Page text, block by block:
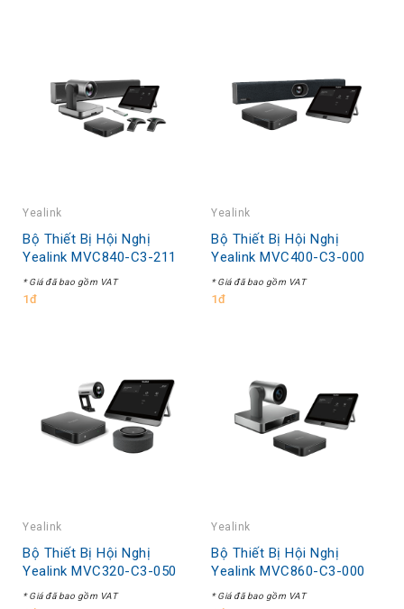
Yealink
Bộ Thiết Bị Hội Nghị
Yealink MVC840-C3-211
* Giá đã bao gồm VAT
1đ
Yealink
Bộ Thiết Bị Hội Nghị
Yealink MVC400-C3-000
* Giá đã bao gồm VAT
1đ
Yealink
Bộ Thiết Bị Hội Nghị
Yealink MVC320-C3-050
* Giá đã bao gồm VAT
Yealink
Bộ Thiết Bị Hội Nghị
Yealink MVC860-C3-000
* Giá đã bao gồm VAT